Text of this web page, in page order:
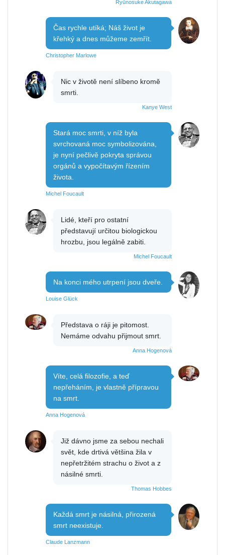
Ryūnosuke Akutagawa
Čas rychle utíká; Náš život je
křehký a dnes můžeme zemřít.
Christopher Marlowe
Nic v životě není slíbeno kromě
smrti.
Kanye West
Stará moc smrti, v níž byla
svrchovaná moc symbolizována,
je nyní pečlivě pokryta správou
orgánů a vypočítavým řízením
života.
Michel Foucault
Lidé, kteří pro ostatní
představují určitou biologickou
hrozbu, jsou legálně zabiti.
Michel Foucault
Na konci mého utrpení jsou dveře.
Louise Glück
Představa o ráji je pitomost.
Nemáme odvahu přijmout smrt.
Anna Hogenová
Víte, celá filozofie, a teď
nepřeháním, je vlastně přípravou
na smrt.
Anna Hogenová
Již dávno jsme za sebou nechali
svět, kde drtivá většina žila v
nepřetržitém strachu o život a z
násilné smrti.
Thomas Hobbes
Každá smrt je násilná, přirozená
smrt neexistuje.
Claude Lanzmann